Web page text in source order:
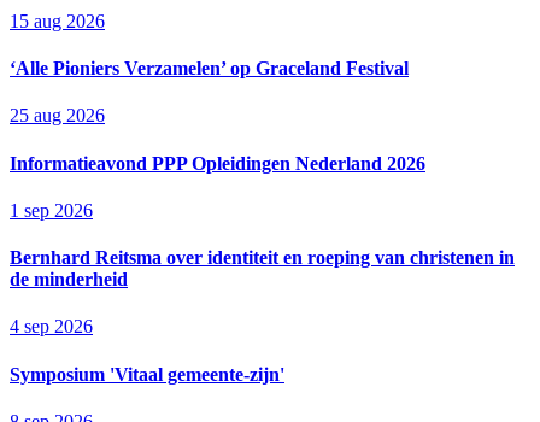
15 aug 2026
‘Alle Pioniers Verzamelen’ op Graceland Festival
25 aug 2026
Informatieavond PPP Opleidingen Nederland 2026
1 sep 2026
Bernhard Reitsma over identiteit en roeping van christenen in
de minderheid
4 sep 2026
Symposium 'Vitaal gemeente-zijn'